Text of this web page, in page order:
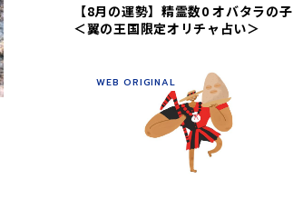
【8月の運勢】精霊数0 オバタラの子
＜翼の王国限定オリチャ占い＞
WEB ORIGINAL